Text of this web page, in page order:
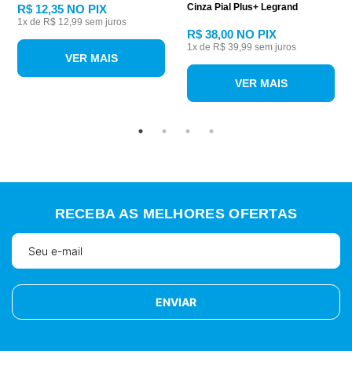
R$ 12,35 NO PIX
1x de R$ 12,99 sem juros
VER MAIS
Cinza Pial Plus+ Legrand
R$ 38,00 NO PIX
1x de R$ 39,99 sem juros
VER MAIS
RECEBA AS MELHORES OFERTAS
ENVIAR